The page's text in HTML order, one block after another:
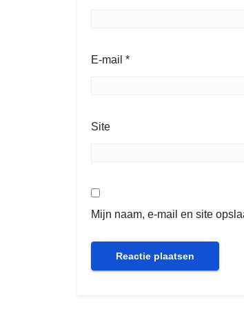
E-mail *
Site
Mijn naam, e-mail en site